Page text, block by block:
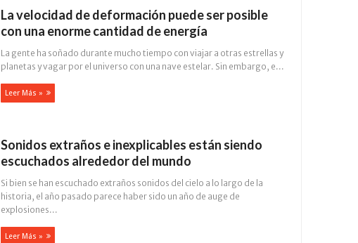
La velocidad de deformación puede ser posible
con una enorme cantidad de energía
La gente ha soñado durante mucho tiempo con viajar a otras estrellas y
planetas y vagar por el universo con una nave estelar. Sin embargo, e...
Leer Más »
Sonidos extraños e inexplicables están siendo
escuchados alrededor del mundo
Si bien se han escuchado extraños sonidos del cielo a lo largo de la
historia, el año pasado parece haber sido un año de auge de
explosiones...
Leer Más »